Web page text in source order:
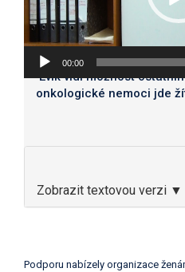
00:00
Evík vidí možnost
onkologické nemoci jde
Zobrazit textovou verzi ▼
Podporu nabízely organizace